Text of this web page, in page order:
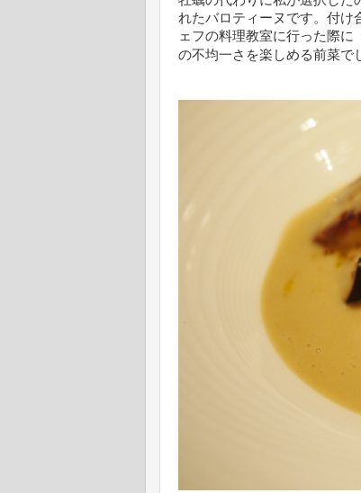
れたバロティーヌです。付け
ェフの料理教室に行った際
の不均一さを楽しめる前菜で